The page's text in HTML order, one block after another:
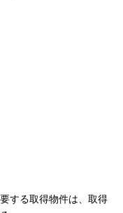
する取得物件は、取得